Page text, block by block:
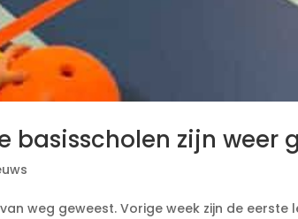
basisscholen zijn weer
van weg geweest. Vorige week zijn de